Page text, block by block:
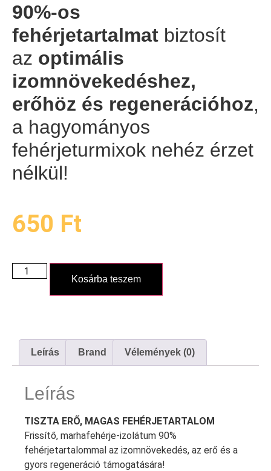
90%-os
fehérjetartalmat biztosít
az optimális
izomnövekedéshez,
erőhöz és regenerációhoz,
a hagyományos
fehérjeturmixok nehéz érzet
nélkül!
650 Ft
Kosárba teszem
Leírás Brand Vélemények (0)
Leírás
TISZTA ERŐ, MAGAS FEHÉRJETARTALOM
Frissítő, marhafehérje-izolátum 90%
fehérjetartalommal az izomnövekedés, az erő és a
gyors regeneráció támogatására!